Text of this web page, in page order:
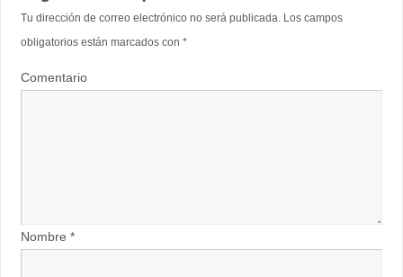
Tu dirección de correo electrónico no será publicada.Los campos
obligatorios están marcados con *
Comentario
Nombre *